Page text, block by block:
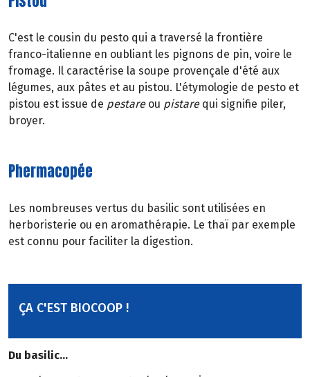
C'est le cousin du pesto qui a traversé la frontière
franco-italienne en oubliant les pignons de pin, voire le
fromage. Il caractérise la soupe provençale d'été aux
légumes, aux pâtes et au pistou. L'étymologie de pesto et
pistou est issue de pestare ou pistare qui signifie piler,
broyer.
Phermacopée
Les nombreuses vertus du basilic sont utilisées en
herboristerie ou en aromathérapie. Le thaï par exemple
est connu pour faciliter la digestion.
ÇA C'EST BIOCOOP !
Du basilic...